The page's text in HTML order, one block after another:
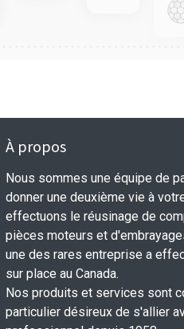
À propos
Nous sommes une équipe de
donner une deuxième vie à
effectuons le réusinage de
pièces moteurs et
une des rares entreprise a
sur place au Canada.
Nos produits et services sont
particulier désireux de s'allier